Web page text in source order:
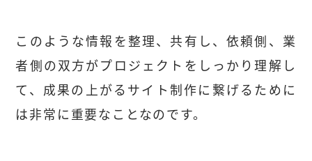
このような情報を整理、共有し、依頼側、業
者側の双方がプロジェクトをしっかり理解し
て、成果の上がるサイト制作に繋げるために
は非常に重要なことなのです。